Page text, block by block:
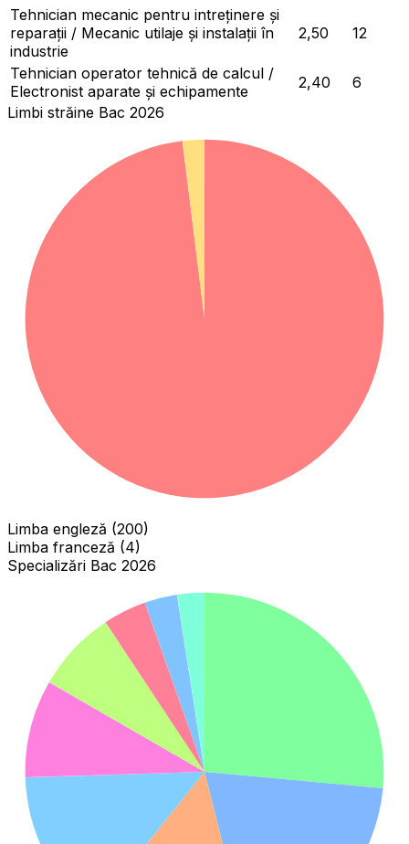
Tehnician mecanic pentru intreținere și
reparații / Mecanic utilaje și instalații în
industrie
2,50 12
Tehnician operator tehnică de calcul /
Electronist aparate și echipamente
2,40
6
Limbi străine Bac 2026
Limba engleză (200)
Limba franceză (4)
Specializări Bac 2026